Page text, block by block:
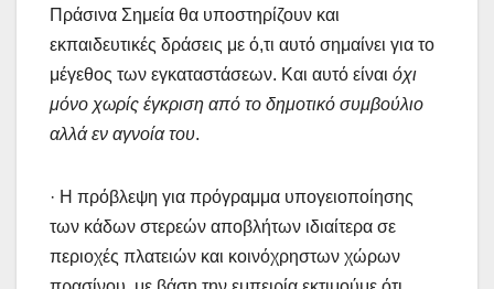
Πράσινα Σημεία θα υποστηρίζουν και
εκπαιδευτικές δράσεις με ό,τι αυτό σημαίνει για το
μέγεθος των εγκαταστάσεων. Και αυτό είναι όχι
μόνο χωρίς έγκριση από το δημοτικό συμβούλιο
αλλά εν αγνοία του.
· Η πρόβλεψη για πρόγραμμα υπογειοποίησης
των κάδων στερεών αποβλήτων ιδιαίτερα σε
περιοχές πλατειών και κοινόχρηστων χώρων